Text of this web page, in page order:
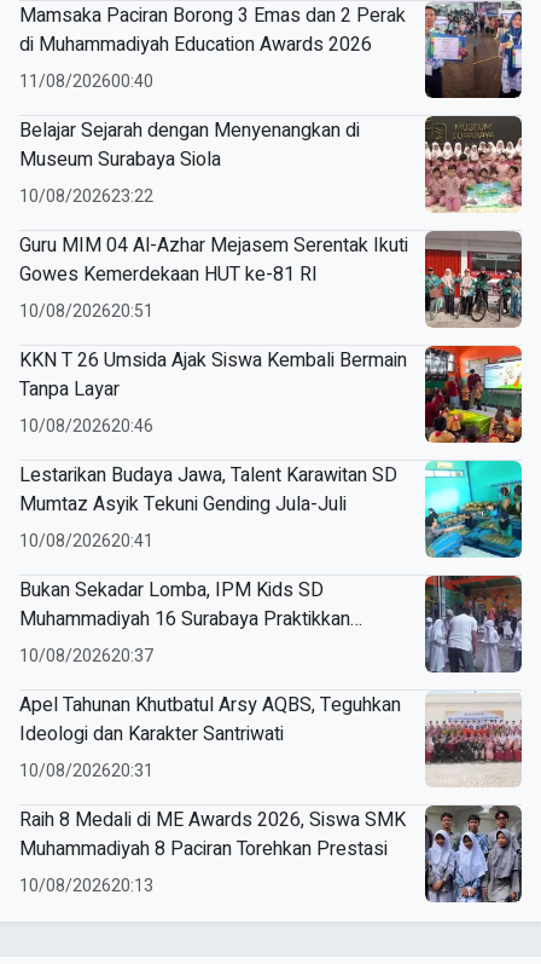
Mamsaka Paciran Borong 3 Emas dan 2 Perak
di Muhammadiyah Education Awards 2026
11/08/202600:40
Belajar Sejarah dengan Menyenangkan di
Museum Surabaya Siola
10/08/202623:22
Guru MIM 04 Al-Azhar Mejasem Serentak Ikuti
Gowes Kemerdekaan HUT ke-81 RI
10/08/202620:51
KKN T 26 Umsida Ajak Siswa Kembali Bermain
Tanpa Layar
10/08/202620:46
Lestarikan Budaya Jawa, Talent Karawitan SD
Mumtaz Asyik Tekuni Gending Jula-Juli
10/08/202620:41
Bukan Sekadar Lomba, IPM Kids SD
Muhammadiyah 16 Surabaya Praktikkan
Kepemimpinan di HUT RI
10/08/202620:37
Apel Tahunan Khutbatul Arsy AQBS, Teguhkan
Ideologi dan Karakter Santriwati
10/08/202620:31
Raih 8 Medali di ME Awards 2026, Siswa SMK
Muhammadiyah 8 Paciran Torehkan Prestasi
10/08/202620:13